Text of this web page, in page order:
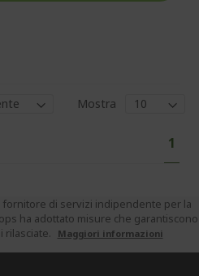
Mostra
stai
la
1
di servizi indipendente per la
ha adottato misure che garantiscono
rilasciate.
Maggiori informazioni